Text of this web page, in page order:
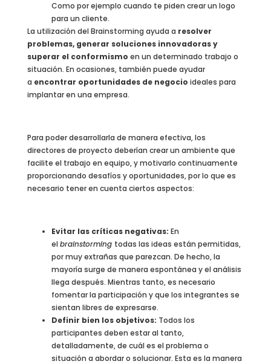
Como por ejemplo cuando te piden crear un logo
para un cliente.
La utilización del Brainstorming ayuda a resolver
problemas, generar soluciones innovadoras y
superar el conformismo en un determinado trabajo o
situación. En ocasiones, también puede ayudar
a encontrar oportunidades de negocio ideales para
implantar en una empresa.
Para poder desarrollarla de manera efectiva, los
directores de proyecto deberían crear un ambiente que
facilite el trabajo en equipo, y motivarlo continuamente
proporcionando desafíos y oportunidades, por lo que es
necesario tener en cuenta ciertos aspectos:
Evitar las críticas negativas: En
el brainstorming todas las ideas están permitidas,
por muy extrañas que parezcan. De hecho, la
mayoría surge de manera espontánea y el análisis
llega después. Mientras tanto, es necesario
fomentar la participación y que los integrantes se
sientan libres de expresarse.
Definir bien los objetivos: Todos los
participantes deben estar al tanto,
detalladamente, de cuál es el problema o
situación a abordar o solucionar. Esta es la manera